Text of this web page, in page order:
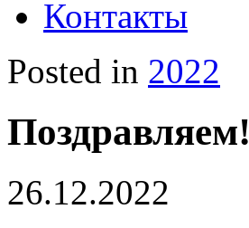
Контакты
Posted in 2022
Поздравляем!
26.12.2022